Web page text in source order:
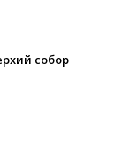
собор